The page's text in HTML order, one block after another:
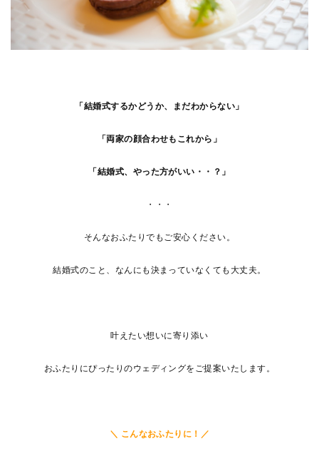
「結婚式するかどうか、まだわからない」
「両家の顔合わせもこれから」
「結婚式、やった方がいい・・？」
・・・
そんなおふたりでもご安心ください。
結婚式のこと、なんにも決まっていなくても大丈夫。
叶えたい想いに寄り添い
おふたりにぴったりのウェディングをご提案いたします。
＼ こんなおふたりに！／